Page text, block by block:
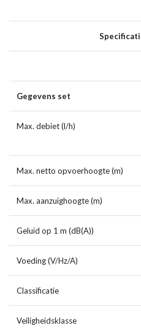
Gegevens set
Max. debiet (l/h)
Max. netto opvoerhoogte (m)
Max. aanzuighoogte (m)
Geluid op 1 m (dB(A))
Voeding (V/Hz/A)
Classificatie
Veiligheidsklasse